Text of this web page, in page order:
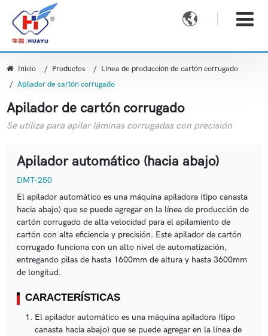

Inicio Productos
Línea de producción de cartón corrugado
Apilador de cartón corrugado
Apilador de cartón corrugado
Se utiliza para apilar láminas corrugadas con precisión
Apilador automático (hacia abajo)
DMT-250
El apilador automático es una máquina apiladora (tipo canasta
hacia abajo) que se puede agregar en la línea de producción de
cartón corrugado de alta velocidad para el apilamiento de
cartón con alta eficiencia y precisión. Este apilador de cartón
corrugado funciona con un alto nivel de automatización,
entregando pilas de hasta 1600mm de altura y hasta 3600mm
de longitud.
CARACTERÍSTICAS
El apilador automático es una máquina apiladora (tipo
canasta hacia abajo) que se puede agregar en la línea de